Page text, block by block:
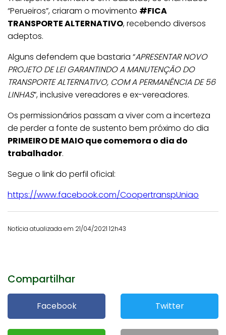
“Perueiros”, criaram o movimento #FICA
TRANSPORTE ALTERNATIVO, recebendo diversos
adeptos.
Alguns defendem que bastaria “APRESENTAR NOVO
PROJETO DE LEI GARANTINDO A MANUTENÇÃO DO
TRANSPORTE ALTERNATIVO, COM A PERMANÊNCIA DE 56
LINHAS”, inclusive vereadores e ex-vereadores.
Os permissionários passam a viver com a incerteza
de perder a fonte de sustento bem próximo do dia
PRIMEIRO DE MAIO que comemora o dia do
trabalhador.
Segue o link do perfil oficial:
https://www.facebook.com/CoopertranspUniao
Notícia atualizada em 21/04/2021 12h43
Compartilhar
Facebook Twitter